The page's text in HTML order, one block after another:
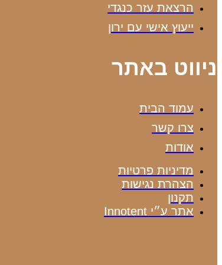
הרצאת עזר כנגדי
ייעוץ אישי עם ירון
ניווט באתר
עמוד הבית
צרו קשר
אודות
מדיניות פרטיות
הצהרת נגישות
תקנון
אתר ע״י Innotent